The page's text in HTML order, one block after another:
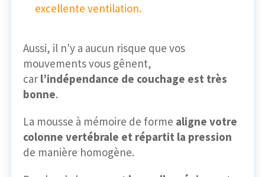
excellente ventilation.
Aussi, il n'y a aucun risque que vos
mouvements vous gênent,
car l’indépendance de couchage est très
bonne.
La mousse à mémoire de forme aligne votre
colonne vertébrale et répartit la pression
de manière homogène.